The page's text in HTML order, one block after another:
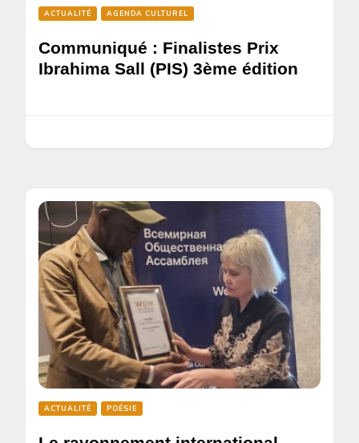
ACTUALITÉ AGENDA CULTUREL
Communiqué : Finalistes Prix
Ibrahima Sall (PIS) 3ème édition
ACTUALITÉ POÉSIE